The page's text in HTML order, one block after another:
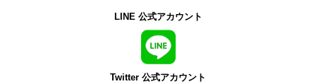
LINE 公式アカウント
Twitter 公式アカウント